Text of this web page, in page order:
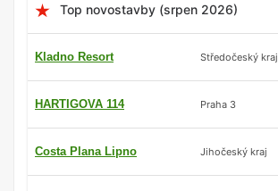
Top novostavby (srpen 2026)
Kladno Resort Středočeský kraj
HARTIGOVA 114 Praha 3
Costa Plana Lipno Jihočeský kraj